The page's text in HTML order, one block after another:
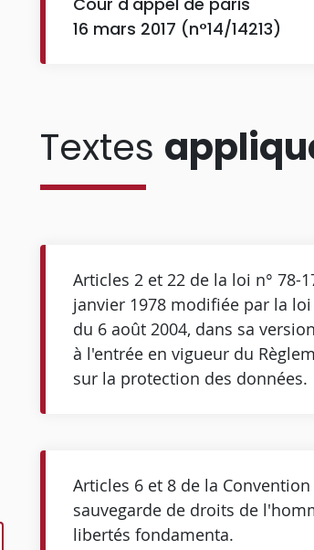
16 mars 2017 (n°14/14213)
Textes
Articles 2 et 22 de la loi n° 78-
janvier 1978 modifiée par la loi
du 6 août 2004, dans sa
à l'entrée en vigueur du
sur la protection des données.
Articles 6 et 8 de la
sauvegarde de droits de
libertés fondamenta.